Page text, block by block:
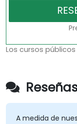
Los cursos
A medida de